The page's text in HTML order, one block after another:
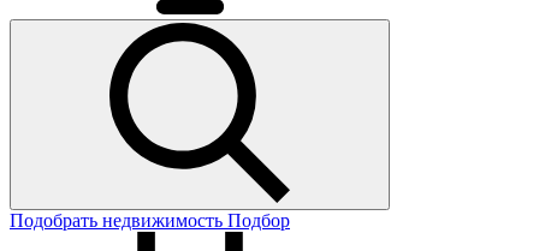
Подобрать недвижимость Подбор